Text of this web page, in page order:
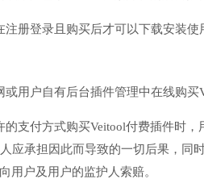
注册登录且购买后才可以下载安装使
或用户自有后台插件管理中在线购
的支付方式购买Veitool付费插件时
应承担因此而导致的一切后果，同
用户及用户的监护人索赔。